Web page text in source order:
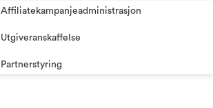
Affiliatekampanjeadministrasjon
Utgiveranskaffelse
Partnerstyring